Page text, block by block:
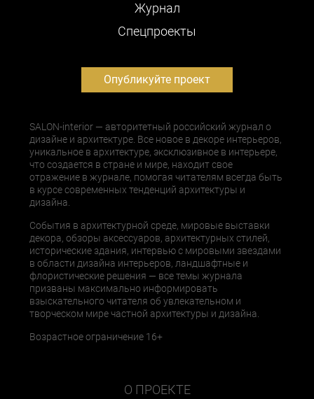
Журнал
Cпецпроекты
Опубликуйте проект
SALON-interior — авторитетный российский журнал о
дизайне и архитектуре. Все новое в декоре интерьеров,
уникальное в архитектуре, эксклюзивное в интерьере,
что создается в стране и мире, находит свое
отражение в журнале, помогая читателям всегда быть
в курсе современных тенденций архитектуры и
дизайна.
События в архитектурной среде, мировые выставки
декора, обзоры аксессуаров, архитектурных стилей,
исторические здания, интервью с мировыми звездами
в области дизайна интерьеров, ландшафтные и
флористические решения — все темы журнала
призваны максимально информировать
взыскательного читателя об увлекательном и
творческом мире частной архитектуры и дизайна.
Возрастное ограничение 16+
О ПРОЕКТЕ